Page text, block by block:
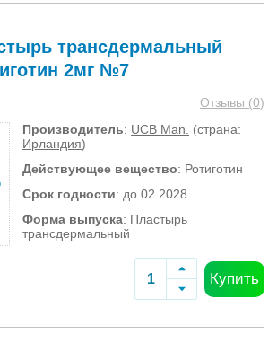
трансдермальный
2мг №7
Отзывы (0)
Производитель: UCB Man.
(страна:
Ирландия)
Действующее вещество: Ротиготин
Срок годности: до 02.2028
Форма выпуска: Пластырь
трансдермальный
Купить